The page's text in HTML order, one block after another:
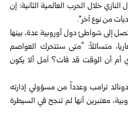
النازي خلال الحرب العالمية الثانية: إن
من نوع آخر”.
إلى شواطئ دول أوروبية عدة، بينها
متسائلاً: “متى ستتحرك العواصم
أم أن الوقت قد فات؟ آمل ألا يكون
ترامب وعدداً من مسؤولي إدارته
معتبرين أنها لم تنجح في السيطرة